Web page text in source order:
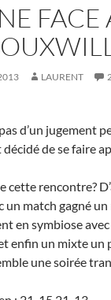
FACE
LAURENT
pas d’un jugement
de se faire
cette rencontre?
un match gagné
en symbiose
enfin un mixte un
une soirée